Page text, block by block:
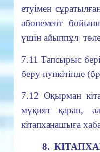
етуімен
абонемент
үшін айыппұл
7.11 Тапсырыс
беру пункітінде
7.12 Оқырман
мұқият қарап,
кітапханашыға
8.